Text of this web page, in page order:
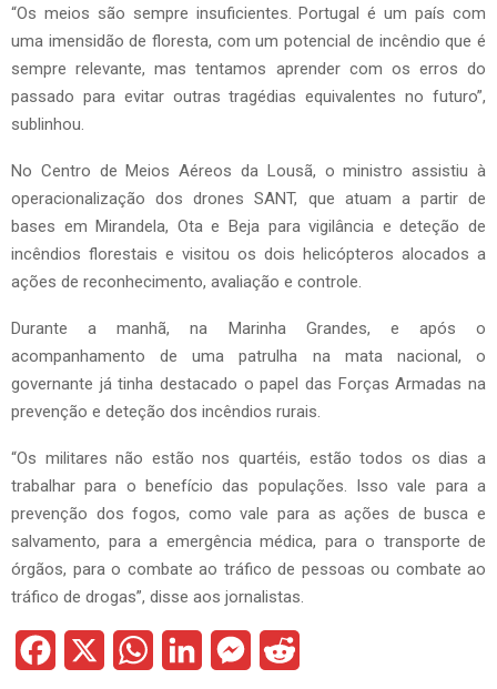
“Os meios são sempre insuficientes. Portugal é um país com
uma imensidão de floresta, com um potencial de incêndio que é
sempre relevante, mas tentamos aprender com os erros do
passado para evitar outras tragédias equivalentes no futuro”,
sublinhou.
No Centro de Meios Aéreos da Lousã, o ministro assistiu à
operacionalização dos drones SANT, que atuam a partir de
bases em Mirandela, Ota e Beja para vigilância e deteção de
incêndios florestais e visitou os dois helicópteros alocados a
ações de reconhecimento, avaliação e controle.
Durante a manhã, na Marinha Grandes, e após o
acompanhamento de uma patrulha na mata nacional, o
governante já tinha destacado o papel das Forças Armadas na
prevenção e deteção dos incêndios rurais.
“Os militares não estão nos quartéis, estão todos os dias a
trabalhar para o benefício das populações. Isso vale para a
prevenção dos fogos, como vale para as ações de busca e
salvamento, para a emergência médica, para o transporte de
órgãos, para o combate ao tráfico de pessoas ou combate ao
tráfico de drogas”, disse aos jornalistas.
M